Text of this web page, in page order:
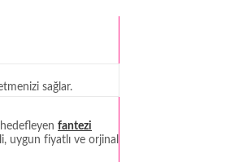
sağlar.
fantezi
uygun fiyatlı ve orjinal